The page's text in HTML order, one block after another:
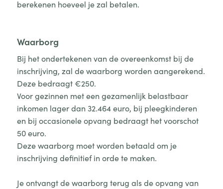
berekenen hoeveel je zal betalen.
Waarborg
Bij het ondertekenen van de overeenkomst bij de
inschrijving, zal de waarborg worden aangerekend.
Deze bedraagt €250.
Voor gezinnen met een gezamenlijk belastbaar
inkomen lager dan 32.464 euro, bij pleegkinderen
en bij occasionele opvang bedraagt het voorschot
50 euro.
Deze waarborg moet worden betaald om je
inschrijving definitief in orde te maken.
Je ontvangt de waarborg terug als de opvang van